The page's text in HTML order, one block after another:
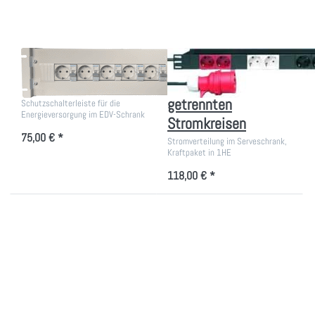
19 Zoll
Netzanschlussmodul
Schutzschalterleiste für die
Energieversorgung im EDV-Schrank
75,00 € *
Stromverteiler 19
Zoll 1 HE mit 3
getrennten
Stromkreisen
Stromverteilung im Serveschrank,
Kraftpaket in 1HE
118,00 € *